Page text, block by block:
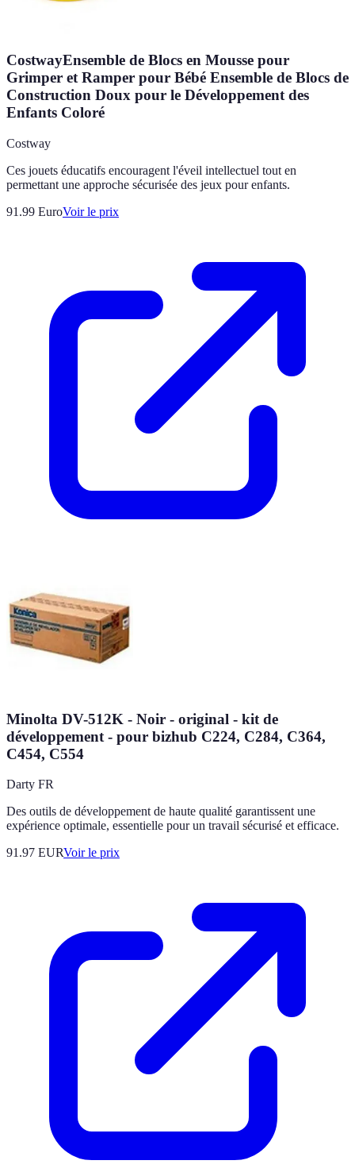
CostwayEnsemble de Blocs en Mousse pour
Grimper et Ramper pour Bébé Ensemble de Blocs de
Construction Doux pour le Développement des
Enfants Coloré
Costway
Ces jouets éducatifs encouragent l'éveil intellectuel tout en
permettant une approche sécurisée des jeux pour enfants.
91.99 EuroVoir le prix
Minolta DV-512K - Noir - original - kit de
développement - pour bizhub C224, C284, C364,
C454, C554
Darty FR
Des outils de développement de haute qualité garantissent une
expérience optimale, essentielle pour un travail sécurisé et efficace.
91.97 EURVoir le prix